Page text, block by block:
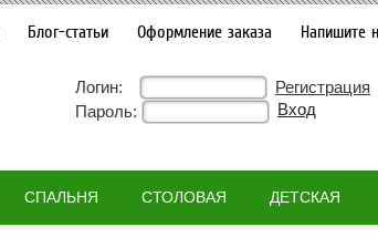
Блог-статьи Оформление заказа Напишите
Логин: Регистрация
Пароль:
СПАЛЬНЯ СТОЛОВАЯ ДЕТСКАЯ